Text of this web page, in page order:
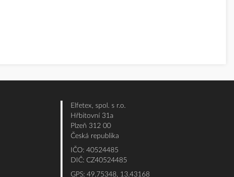
Elfetex, spol. s r.o.
Hřbitovní 31a
Plzeň 312 00
Česká republika
IČO: 40524485
DIČ: CZ40524485
GPS: 49.75348, 13.43168